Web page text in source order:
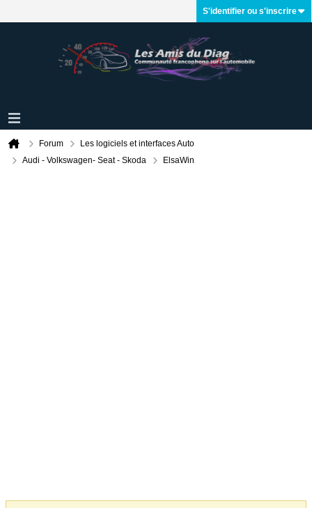
S'identifier ou s'inscrire
Forum
Les logiciels et interfaces Auto
Audi - Volkswagen- Seat - Skoda
ElsaWin